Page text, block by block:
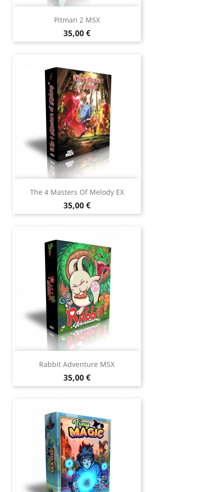
Pitman 2 MSX
Prix
35,00 €
The 4 Masters Of Melody EX
Prix
35,00 €
Rabbit Adventure MSX
Prix
35,00 €